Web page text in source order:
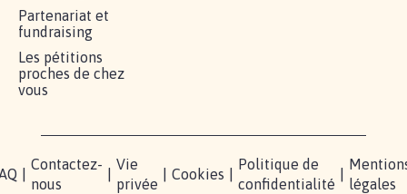
Partenariat et
fundraising
Les pétitions
proches de chez
vous
Contactez-
nous
Vie
privée
Cookies
Politique de
confidentialité
légales